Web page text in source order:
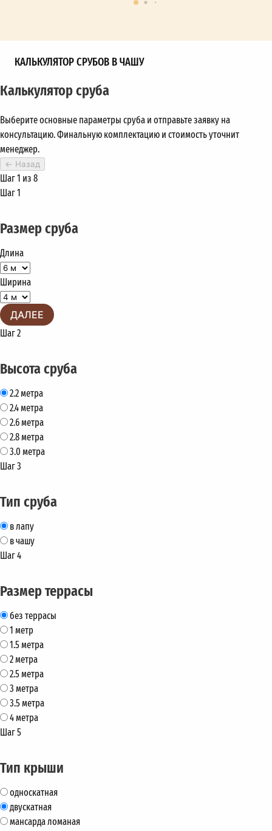
КАЛЬКУЛЯТОР СРУБОВ В ЧАШУ
Калькулятор сруба
Выберите основные параметры сруба и отправьте заявку на
консультацию. Финальную комплектацию и стоимость уточнит
менеджер.
← Назад
Шаг 1 из 8
Шаг 1
Размер сруба
Длина
Ширина
ДАЛЕЕ
Шаг 2
Высота сруба
2.2 метра
2.4 метра
2.6 метра
2.8 метра
3.0 метра
Шаг 3
Тип сруба
в лапу
в чашу
Шаг 4
Размер террасы
без террасы
1 метр
1.5 метра
2 метра
2.5 метра
3 метра
3.5 метра
4 метра
Шаг 5
Тип крыши
односкатная
двускатная
мансарда ломаная